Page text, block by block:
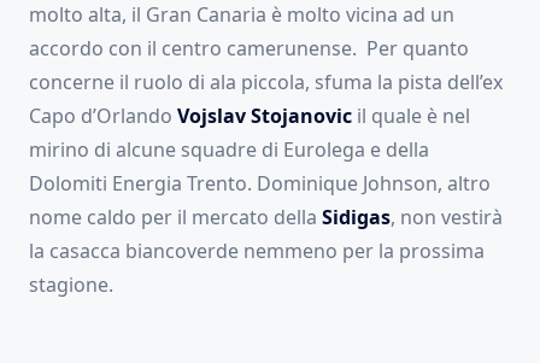
molto alta, il Gran Canaria è molto vicina ad un
accordo con il centro camerunense. Per quanto
concerne il ruolo di ala piccola, sfuma la pista dell’ex
Capo d’Orlando Vojslav Stojanovic il quale è nel
mirino di alcune squadre di Eurolega e della
Dolomiti Energia Trento. Dominique Johnson, altro
nome caldo per il mercato della Sidigas, non vestirà
la casacca biancoverde nemmeno per la prossima
stagione.